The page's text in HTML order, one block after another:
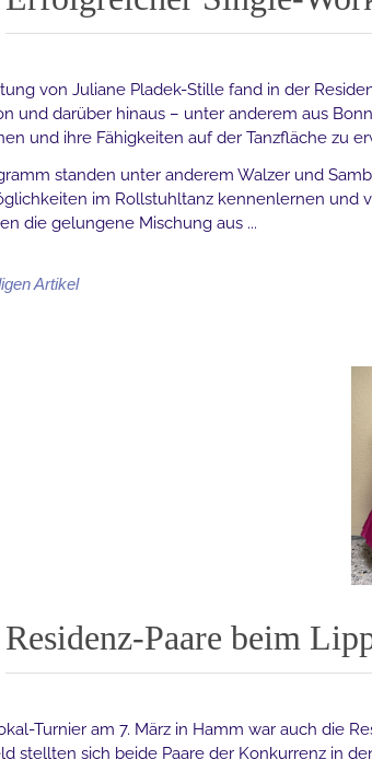
von Juliane Pladek-Stille fand in der
und darüber hinaus – unter anderem aus
und ihre Fähigkeiten auf der Tanzfläche zu
standen unter anderem Walzer und
im Rollstuhltanz kennenlernen und
die gelungene Mischung aus ...
Artikel
Residenz-Paare beim
Turnier am 7. März in Hamm war auch die
stellten sich beide Paare der Konkurrenz in